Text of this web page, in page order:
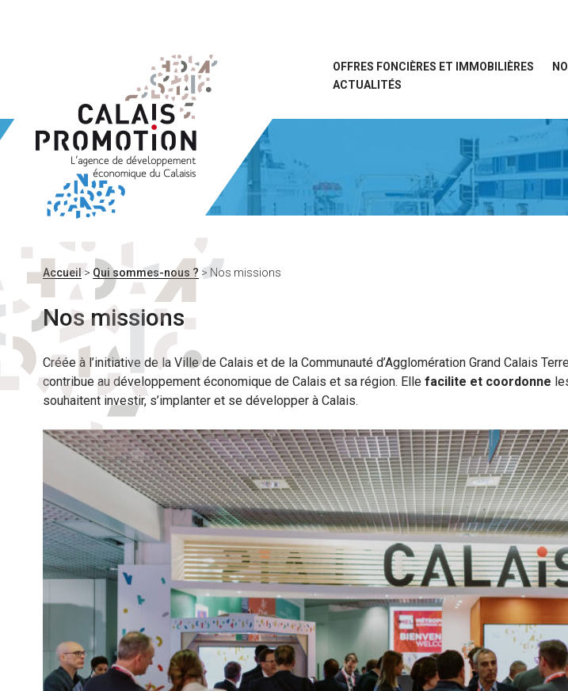
OFFRES FONCIÈRES ET IMMOBILIÈRES
ACTUALITÉS
Accueil > Qui sommes-nous ? > Nos missions
Nos missions
Créée à l’initiative de la Ville de Calais et de la Communauté d’Agglomération Grand Calais
contribue au développement économique de Calais et sa région. Elle facilite et coordonne
souhaitent investir, s’implanter et se développer à Calais.